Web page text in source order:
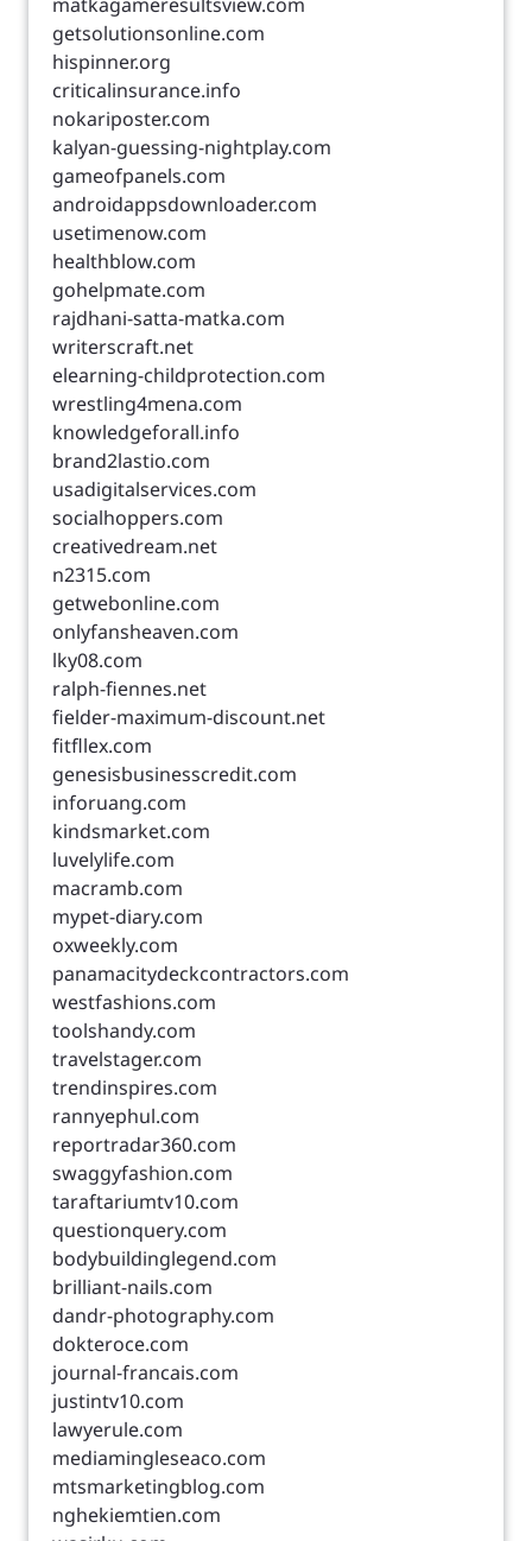
getsolutionsonline.com
hispinner.org
criticalinsurance.info
nokariposter.com
kalyan-guessing-nightplay.com
gameofpanels.com
androidappsdownloader.com
usetimenow.com
healthblow.com
gohelpmate.com
rajdhani-satta-matka.com
writerscraft.net
elearning-childprotection.com
wrestling4mena.com
knowledgeforall.info
brand2lastio.com
usadigitalservices.com
socialhoppers.com
creativedream.net
n2315.com
getwebonline.com
onlyfansheaven.com
lky08.com
ralph-fiennes.net
fielder-maximum-discount.net
fitfllex.com
genesisbusinesscredit.com
inforuang.com
kindsmarket.com
luvelylife.com
macramb.com
mypet-diary.com
oxweekly.com
panamacitydeckcontractors.com
westfashions.com
toolshandy.com
travelstager.com
trendinspires.com
rannyephul.com
reportradar360.com
swaggyfashion.com
taraftariumtv10.com
questionquery.com
bodybuildinglegend.com
brilliant-nails.com
dandr-photography.com
dokteroce.com
journal-francais.com
justintv10.com
lawyerule.com
mediamingleseaco.com
mtsmarketingblog.com
nghekiemtien.com